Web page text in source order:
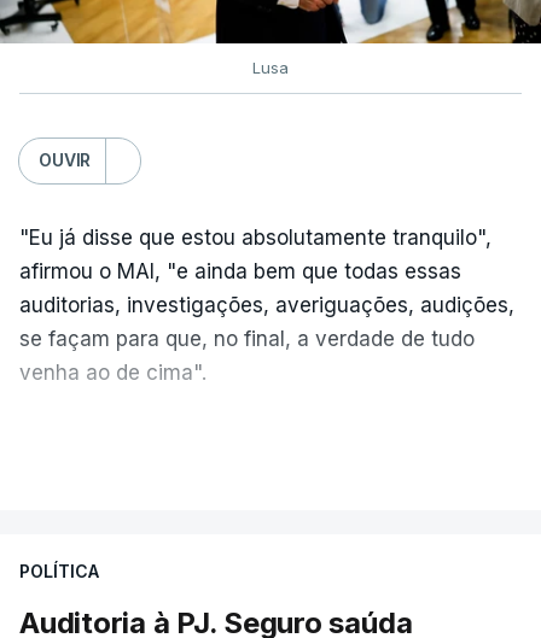
Lusa
OUVIR
"Eu já disse que estou absolutamente tranquilo",
afirmou o MAI, "e ainda bem que todas essas
auditorias, investigações, averiguações, audições,
se façam para que, no final, a verdade de tudo
venha ao de cima".
"Estou desejoso, se necessário for, de colaborar e
POLÍTICA
Auditoria à PJ. Seguro saúda